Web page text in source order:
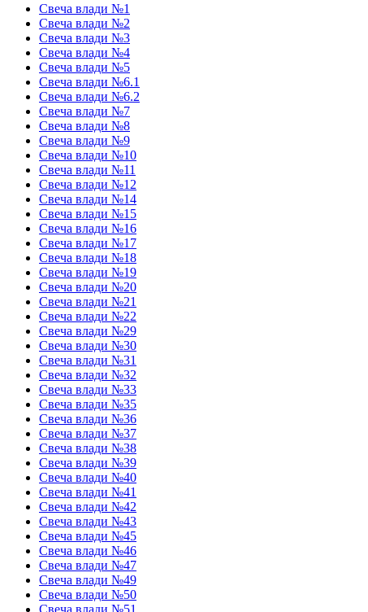
Свеча влади №1
Свеча влади №2
Свеча влади №3
Свеча влади №4
Свеча влади №5
Свеча влади №6.1
Свеча влади №6.2
Свеча влади №7
Свеча влади №8
Свеча влади №9
Свеча влади №10
Свеча влади №11
Свеча влади №12
Свеча влади №14
Свеча влади №15
Свеча влади №16
Свеча влади №17
Свеча влади №18
Свеча влади №19
Свеча влади №20
Свеча влади №21
Свеча влади №22
Свеча влади №29
Свеча влади №30
Свеча влади №31
Свеча влади №32
Свеча влади №33
Свеча влади №35
Свеча влади №36
Свеча влади №37
Свеча влади №38
Свеча влади №39
Свеча влади №40
Свеча влади №41
Свеча влади №42
Свеча влади №43
Свеча влади №45
Свеча влади №46
Свеча влади №47
Свеча влади №49
Свеча влади №50
Свеча влади №51